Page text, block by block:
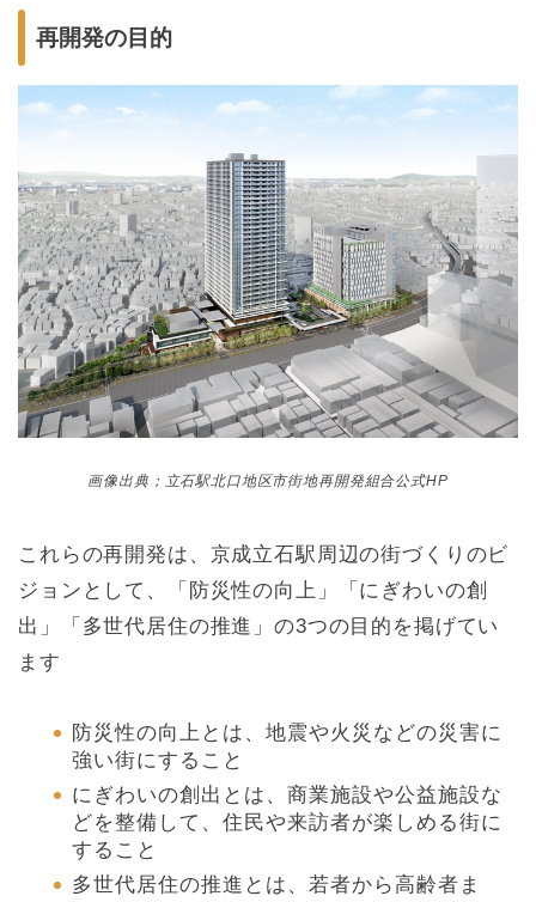
再開発の目的
画像出典；立石駅北口地区市街地再開発組合公式HP
これらの再開発は、京成立石駅周辺の街づくりのビ
ジョンとして、「防災性の向上」「にぎわいの創
出」「多世代居住の推進」の3つの目的を掲げてい
ます
防災性の向上とは、地震や火災などの災害に
強い街にすること
にぎわいの創出とは、商業施設や公益施設な
どを整備して、住民や来訪者が楽しめる街に
すること
多世代居住の推進とは、若者から高齢者ま